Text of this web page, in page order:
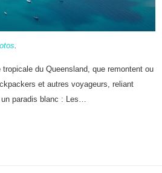
.
du Queensland, que remontent ou
et autres voyageurs, reliant
paradis blanc : Les…